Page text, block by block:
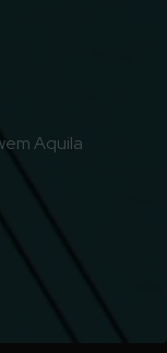
Aquila